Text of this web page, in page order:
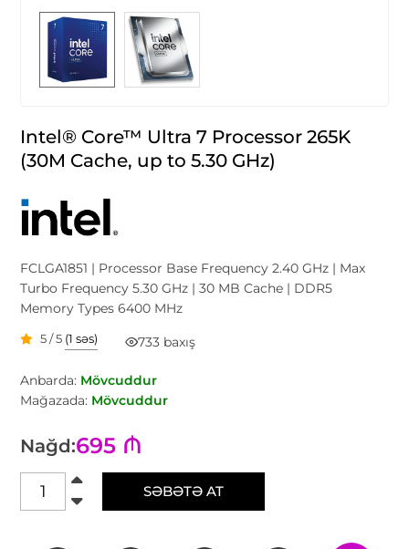
Intel® Core™ Ultra 7 Processor 265K
(30M Cache, up to 5.30 GHz)
FCLGA1851 | Processor Base Frequency 2.40 GHz | Max
Turbo Frequency 5.30 GHz | 30 MB Cache | DDR5
Memory Types 6400 MHz
5 / 5 (1 səs) 733 baxış
Anbarda: Mövcuddur
Mağazada: Mövcuddur
Nağd:695 ₼
SƏBƏTƏ AT